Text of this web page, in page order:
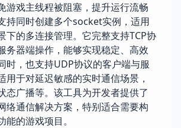
游戏主线程被阻塞，提升运行流畅
持同时创建多个socket实例，适用
下的多连接管理。它完整支持TCP协
务器端操作，能够实现稳定、高效
时，也支持UDP协议的客户端与服
用于对延迟敏感的实时通信场景，
态广播等。该工具为开发者提供了
络通信解决方案，特别适合需要构
能的游戏项目。